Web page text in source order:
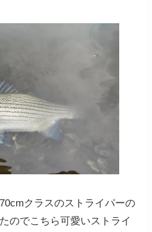
クラスのストライパーの
のでこちら可愛いストライ